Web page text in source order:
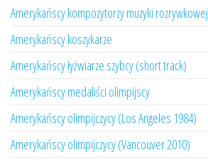
Amerykańscy kompozytorzy muzyki rozrywkowej
Amerykańscy koszykarze
Amerykańscy łyżwiarze szybcy (short track)
Amerykańscy medaliści olimpijscy
Amerykańscy olimpijczycy (Los Angeles 1984)
Amerykańscy olimpijczycy (Vancouver 2010)